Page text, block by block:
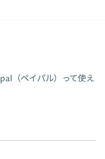
（ペイパル）って使え